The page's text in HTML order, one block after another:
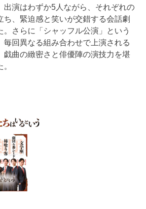
出演はわずか5人ながら、それぞれの
ち、緊迫感と笑いが交錯する会話劇
。さらに「シャッフル公演」という
毎回異なる組み合わせで上演される
戯曲の緻密さと俳優陣の演技力を堪